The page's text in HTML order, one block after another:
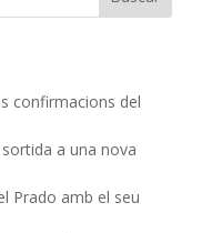
confirmacions del
a una nova
Prado amb el seu